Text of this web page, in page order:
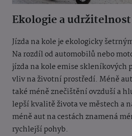
Ekologie a udržitelnost
Jízda na kole je ekologicky
Na rozdíl od automobilů nebo
jízda na kole emise skleníkových
vliv na životní prostředí. Méně
také méně znečištění ovzduší a
lepší kvalitě života ve městech a
méně aut na cestách znamená
rychlejší pohyb.